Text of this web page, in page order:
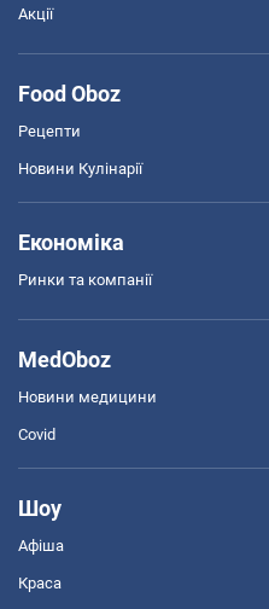
Акції
Food Oboz
Рецепти
Новини Кулінарії
Економіка
Ринки та компанії
MedOboz
Новини медицини
Covid
Шоу
Афіша
Краса